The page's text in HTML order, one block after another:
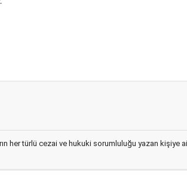
her türlü cezai ve hukuki sorumluluğu yazan kişiye